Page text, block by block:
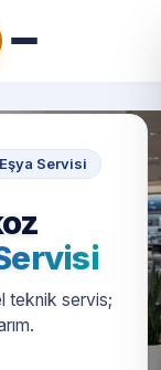
Servisi
teknik servis;